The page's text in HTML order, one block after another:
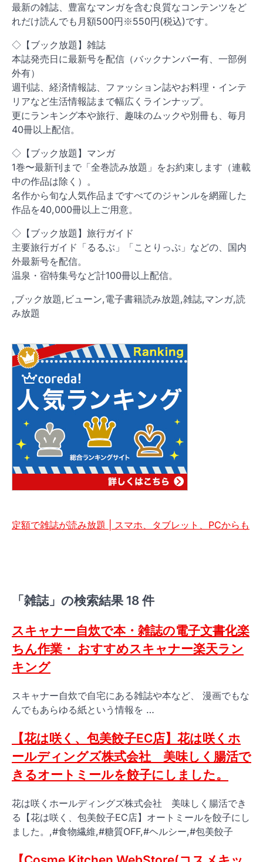
最新の雑誌、豊富なマンガを含む良質なコンテンツをど
れだけ読んでも月額500円※550円(税込)です。
◇【ブック放題】雑誌
本誌発売日に最新号を配信（バックナンバー有、一部例
外有）
週刊誌、経済情報誌、ファッション誌やお料理・インテ
リアなど生活情報誌まで幅広くラインナップ。
更にランキング本や旅行、趣味のムックや別冊も、毎月
40冊以上配信。
◇【ブック放題】マンガ
1巻〜最新刊まで「全巻読み放題」をお約束します（連載
中の作品は除く）。
名作から旬な人気作品まですべてのジャンルを網羅した
作品を40,000冊以上ご用意。
◇【ブック放題】旅行ガイド
主要旅行ガイド「るるぶ」「ことりっぷ」などの、国内
外最新号を配信。
温泉・宿特集号など計100冊以上配信。
,ブック放題,ビューン,電子書籍読み放題,雑誌,マンガ,読
み放題
定額で雑誌が読み放題 | スマホ、タブレット、PCからも
「雑誌」の検索結果 18 件
スキャナー自炊で本・雑誌の電子文書化楽
ちん作業・ おすすめスキャナー楽天ラン
キング
スキャナー自炊で自宅にある雑誌や本など、 漫画でもな
んでもあらゆる紙という情報を …
【花は咲く、包美餃子EC店】花は咲くホ
ールディングズ株式会社 美味しく腸活で
きるオートミールを餃子にしました。
花は咲くホールディングズ株式会社 美味しく腸活でき
る【花は咲く、包美餃子EC店】オートミールを餃子にし
ました。,#食物繊維,#糖質OFF,#ヘルシー,#包美餃子